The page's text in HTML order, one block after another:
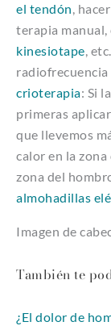
el tendón,
terapia
kinesiotape,
crioterapia: Si
primeras
que llevemos
calor en la zona
zona del
almohadillas
Imagen de
También te
¿El dolor de